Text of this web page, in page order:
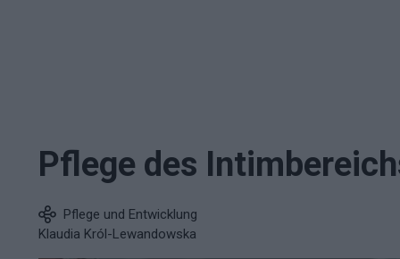
Pflege des
Pflege und Entwicklung
Klaudia Król-Lewandowska